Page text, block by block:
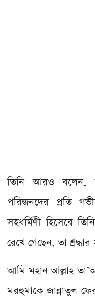
তিনি আরও বলেন,
পরিজনদের প্রতি
সহধর্মিণী হিসেবে
রেখে গেছেন, তা
আমি মহান আল্লাহ
মরহুমাকে জান্নাতুল